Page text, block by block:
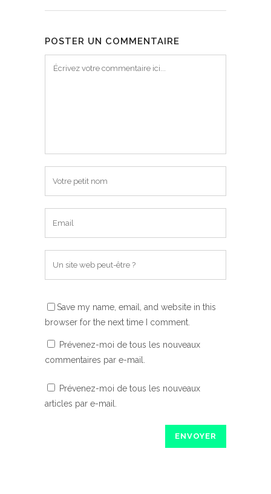
POSTER UN COMMENTAIRE
Save my name, email, and website in this
browser for the next time I comment.
Prévenez-moi de tous les nouveaux
commentaires par e-mail.
Prévenez-moi de tous les nouveaux
articles par e-mail.